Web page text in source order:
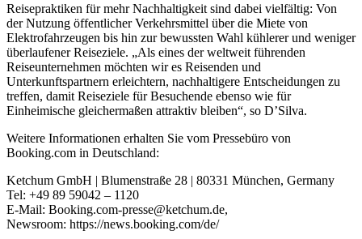
Reisepraktiken für mehr Nachhaltigkeit sind dabei vielfältig: Von
der Nutzung öffentlicher Verkehrsmittel über die Miete von
Elektrofahrzeugen bis hin zur bewussten Wahl kühlerer und weniger
überlaufener Reiseziele. „Als eines der weltweit führenden
Reiseunternehmen möchten wir es Reisenden und
Unterkunftspartnern erleichtern, nachhaltigere Entscheidungen zu
treffen, damit Reiseziele für Besuchende ebenso wie für
Einheimische gleichermaßen attraktiv bleiben“, so D’Silva.
Weitere Informationen erhalten Sie vom Pressebüro von
Booking.com in Deutschland:
Ketchum GmbH | Blumenstraße 28 | 80331 München, Germany
Tel: +49 89 59042 – 1120
E-Mail: Booking.com-presse@ketchum.de,
Newsroom: https://news.booking.com/de/